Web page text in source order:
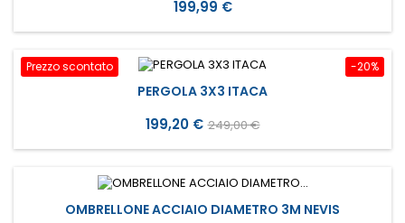
Prezzo
199,99 €
-20%
Prezzo scontato
PERGOLA 3X3 ITACA
Prezzo
199,20 € Prezzo
base
249,00 €
OMBRELLONE ACCIAIO DIAMETRO 3M NEVIS